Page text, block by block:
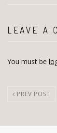
LEAVE A
You must be
PREV POST